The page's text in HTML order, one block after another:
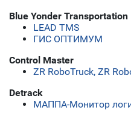
Blue Yonder
LEAD TMS
ГИС ОПТИМУМ
Control Master
ZR RoboTruck, ZR
Detrack
МАППА-Монитор